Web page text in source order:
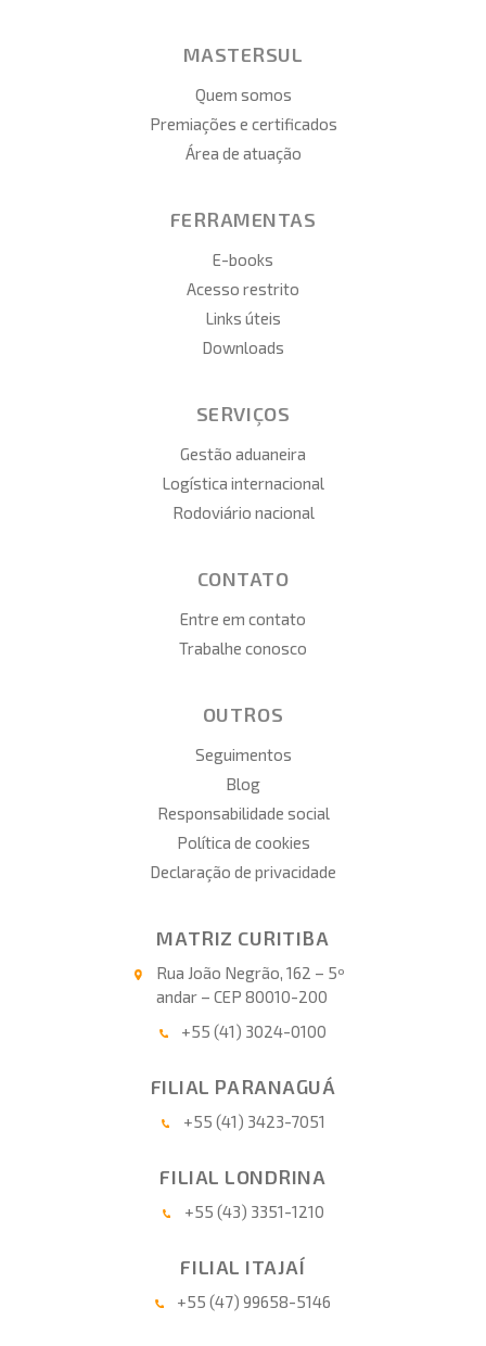
MASTERSUL
Quem somos
Premiações e certificados
Área de atuação
FERRAMENTAS
E-books
Acesso restrito
Links úteis
Downloads
SERVIÇOS
Gestão aduaneira
Logística internacional
Rodoviário nacional
CONTATO
Entre em contato
Trabalhe conosco
OUTROS
Seguimentos
Blog
Responsabilidade social
Política de cookies
Declaração de privacidade
MATRIZ CURITIBA
Rua João Negrão, 162 – 5º
andar – CEP 80010-200
+55 (41) 3024-0100
FILIAL PARANAGUÁ
+55 (41) 3423-7051
FILIAL LONDRINA
+55 (43) 3351-1210
FILIAL ITAJAÍ
+55 (47) 99658-5146